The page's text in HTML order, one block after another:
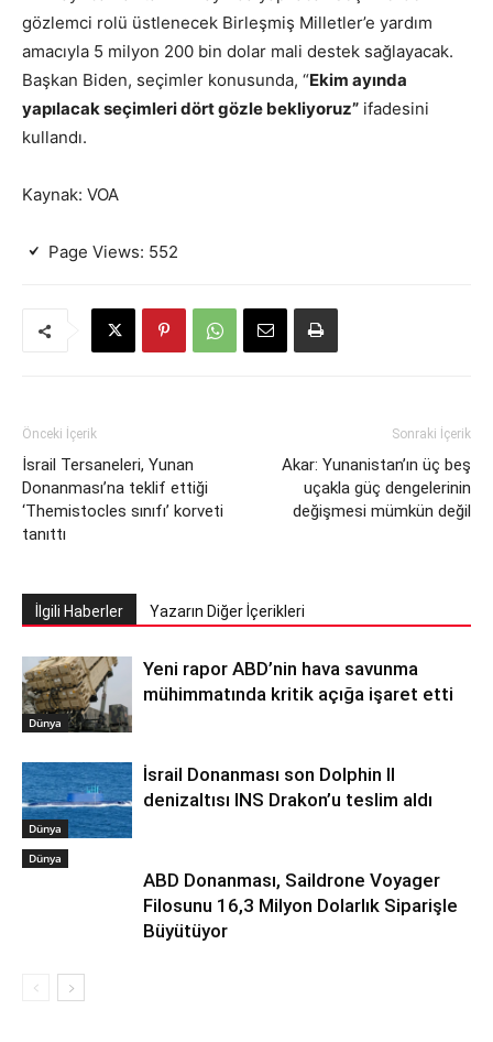
gözlemci rolü üstlenecek Birleşmiş Milletler’e yardım
amacıyla 5 milyon 200 bin dolar mali destek sağlayacak.
Başkan Biden, seçimler konusunda, “Ekim ayında
yapılacak seçimleri dört gözle bekliyoruz” ifadesini
kullandı.
Kaynak: VOA
Page Views: 552
Önceki İçerik
İsrail Tersaneleri, Yunan
Donanması’na teklif ettiği
‘Themistocles sınıfı’ korveti
tanıttı
Sonraki İçerik
Akar: Yunanistan’ın üç beş
uçakla güç dengelerinin
değişmesi mümkün değil
İlgili Haberler Yazarın Diğer İçerikleri
Dünya
Yeni rapor ABD’nin hava savunma
mühimmatında kritik açığa işaret etti
Dünya
İsrail Donanması son Dolphin II
denizaltısı INS Drakon’u teslim aldı
Dünya
ABD Donanması, Saildrone Voyager
Filosunu 16,3 Milyon Dolarlık Siparişle
Büyütüyor